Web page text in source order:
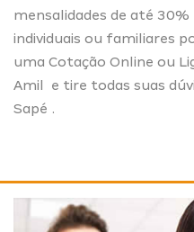
mensalidades de até
individuais ou familiares
uma Cotação Online ou
Amil
e tire todas suas
Sapé .